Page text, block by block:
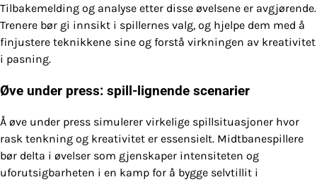
Tilbakemelding og analyse etter disse øvelsene er avgjørende.
Trenere bør gi innsikt i spillernes valg, og hjelpe dem med å
finjustere teknikkene sine og forstå virkningen av kreativitet
i pasning.
Øve under press: spill-lignende scenarier
Å øve under press simulerer virkelige spillsituasjoner hvor
rask tenkning og kreativitet er essensielt. Midtbanespillere
bør delta i øvelser som gjenskaper intensiteten og
uforutsigbarheten i en kamp for å bygge selvtillit i